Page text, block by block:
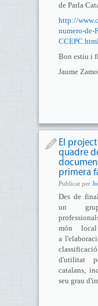
de Parla
http://
numero-de-
Bon estiu i
Jaume
El
quadre
primera
Publicat per
Des de
un
món
a
d'utilitat
catalans,
seu grau